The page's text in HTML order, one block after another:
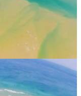
Fuzetta